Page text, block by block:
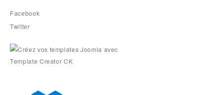
Facebook
Twitter